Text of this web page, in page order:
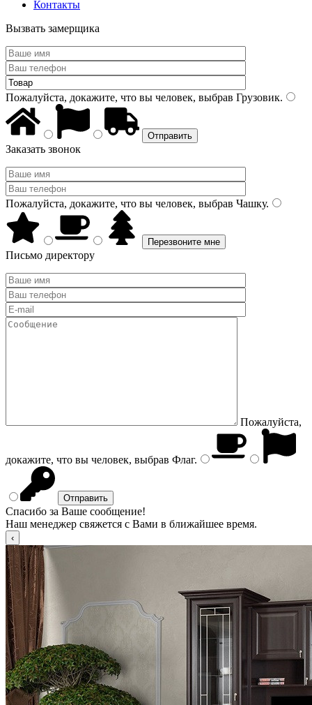
Контакты
Вызвать замерщика
Пожалуйста, докажите, что вы человек, выбрав Грузовик.
Заказать звонок
Пожалуйста, докажите, что вы человек, выбрав Чашку.
Письмо директору
Пожалуйста,
докажите, что вы человек, выбрав Флаг.
Спасибо за Ваше сообщение!
Наш менеджер свяжется с Вами в ближайшее время.